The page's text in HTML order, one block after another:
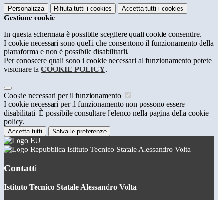
Personalizza Rifiuta tutti i cookies Accetta tutti i cookies
Gestione cookie
In questa schermata è possibile scegliere quali cookie consentire.
I cookie necessari sono quelli che consentono il funzionamento della
piattaforma e non è possibile disabilitarli.
Per conoscere quali sono i cookie necessari al funzionamento potete
visionare la COOKIE POLICY.
Cookie necessari per il funzionamento
I cookie necessari per il funzionamento non possono essere
disabilitati. È possibile consultare l'elenco nella pagina della cookie
policy.
Accetta tutti Salva le preferenze
Istituto Tecnico Statale Alessandro Volta
Contatti
Istituto Tecnico Statale Alessandro Volta